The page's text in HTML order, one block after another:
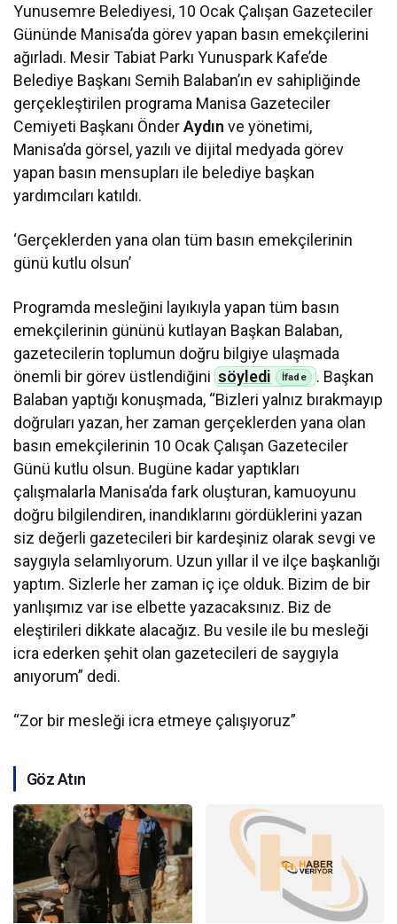
Yunusemre Belediyesi, 10 Ocak Çalışan Gazeteciler
Gününde Manisa’da görev yapan basın emekçilerini
ağırladı. Mesir Tabiat Parkı Yunuspark Kafe’de
Belediye Başkanı Semih Balaban’ın ev sahipliğinde
gerçekleştirilen programa Manisa Gazeteciler
Cemiyeti Başkanı ÖnderAydın ve yönetimi,
Manisa’da görsel, yazılı ve dijital medyada görev
yapan basın mensupları ile belediye başkan
yardımcıları katıldı.
‘Gerçeklerden yana olan tüm basın emekçilerinin
günü kutlu olsun’
Programda mesleğini layıkıyla yapan tüm basın
emekçilerinin gününü kutlayan Başkan Balaban,
gazetecilerin toplumun doğru bilgiye ulaşmada
önemli bir görev üstlendiğini söyledi
. Başkan
Balaban yaptığı konuşmada, “Bizleri yalnız bırakmayıp
doğruları yazan, her zaman gerçeklerden yana olan
basın emekçilerinin 10 Ocak Çalışan Gazeteciler
Günü kutlu olsun. Bugüne kadar yaptıkları
çalışmalarla Manisa’da fark oluşturan, kamuoyunu
doğru bilgilendiren, inandıklarını gördüklerini yazan
siz değerli gazetecileri bir kardeşiniz olarak sevgi ve
saygıyla selamlıyorum. Uzun yıllar il ve ilçe başkanlığı
yaptım. Sizlerle her zaman iç içe olduk. Bizim de bir
yanlışımız var ise elbette yazacaksınız. Biz de
eleştirileri dikkate alacağız. Bu vesile ile bu mesleği
icra ederken şehit olan gazetecileri de saygıyla
anıyorum” dedi.
“Zor bir mesleği icra etmeye çalışıyoruz”
Göz Atın